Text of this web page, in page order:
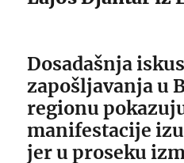
Dosadašnja
zapošljavanja u
regionu
manifestacije
jer u proseku